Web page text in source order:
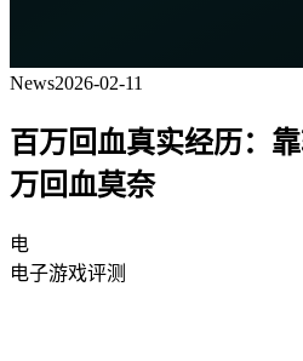
News2026-02-11
百万回血真实经历：
万回血莫奈
电
电子游戏评测